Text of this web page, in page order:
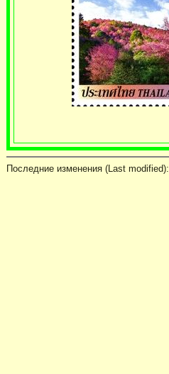
Последние изменения (Last modified):